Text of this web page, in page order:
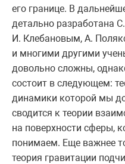
его границе. В
детально разработана
И. Клебановым, А.
и многими другими
довольно сложны,
состоит в следующем:
динамики которой мы
сводится к теории
на поверхности сферы,
понимаем. Еще важнее
теория гравитации